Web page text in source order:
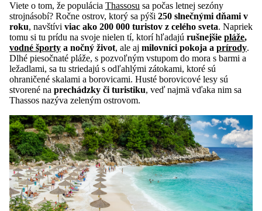
Viete o tom, že populácia Thassosu sa počas letnej sezóny
strojnásobí? Ročne ostrov, ktorý sa pýši 250 slnečnými dňami v
roku, navštívi viac ako 200 000 turistov z celého sveta. Napriek
tomu si tu prídu na svoje nielen tí, ktorí hľadajú rušnejšie pláže,
vodné športy a nočný život, ale aj milovníci pokoja a prírody.
Dlhé piesočnaté pláže, s pozvoľným vstupom do mora s barmi a
ležadlami, sa tu striedajú s odľahlými zátokami, ktoré sú
ohraničené skalami a borovicami. Husté borovicové lesy sú
stvorené na prechádzky či turistiku, veď najmä vďaka nim sa
Thassos nazýva zeleným ostrovom.